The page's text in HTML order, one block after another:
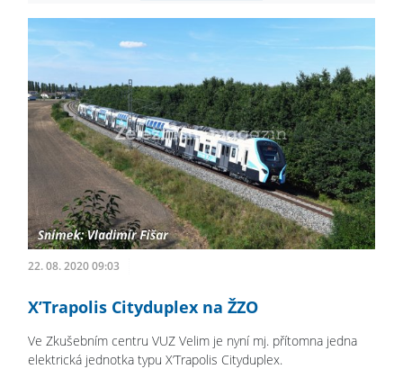
22. 08. 2020 09:03
X’Trapolis Cityduplex na ŽZO
Ve Zkušebním centru VUZ Velim je nyní mj. přítomna jedna
elektrická jednotka typu X’Trapolis Cityduplex.